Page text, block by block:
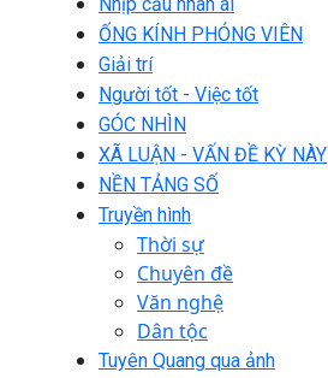
ỐNG KÍNH PHÓNG VIÊN
Giải trí
Người tốt - Việc tốt
GÓC NHÌN
XÃ LUẬN - VẤN ĐỀ KỲ NÀY
NỀN TẢNG SỐ
Truyền hình
Thời sự
Chuyên đề
Văn nghệ
Dân tộc
Tuyên Quang qua ảnh